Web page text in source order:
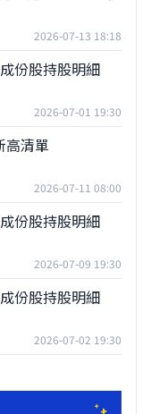
2026-07-13 18:18
份股持股明細
2026-07-01 19:30
高清單
2026-07-11 08:00
份股持股明細
2026-07-09 19:30
份股持股明細
2026-07-02 19:30